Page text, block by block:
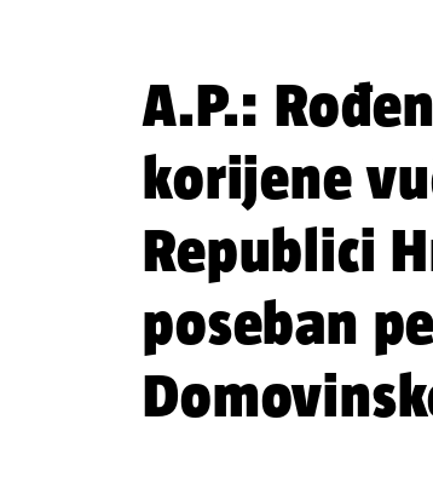
A.P.:
korijene
Republici
poseban